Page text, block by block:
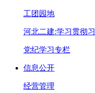
工团园地
河北二建:学习贯彻
党纪学习专栏
信息公开
经营管理